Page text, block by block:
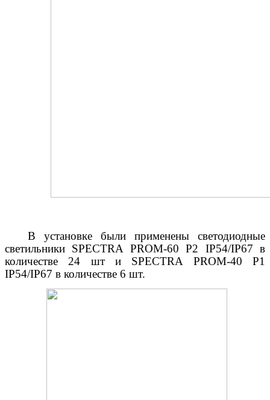
В установке были применены светодиодные
светильники SPECTRA PROM-60 P2 IP54/IP67 в
количестве 24 шт и SPECTRA PROM-40 P1
IP54/IP67 в количестве 6 шт.